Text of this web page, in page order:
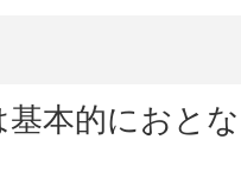
本的におと